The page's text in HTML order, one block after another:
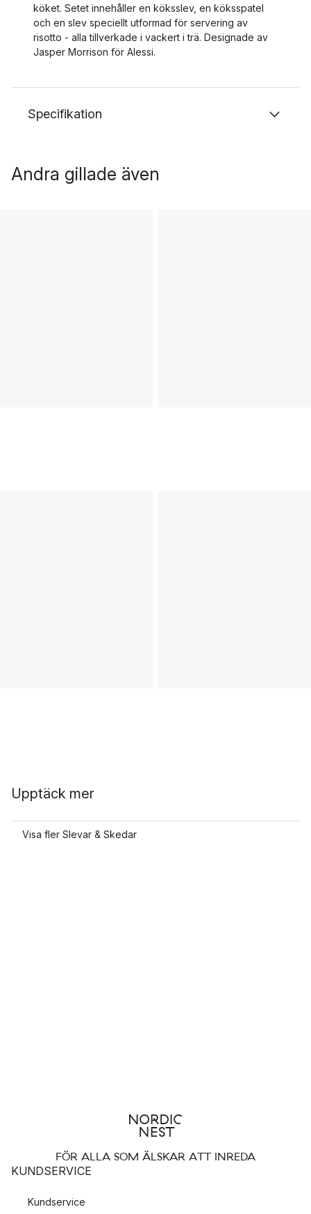
köket. Setet innehåller en köksslev, en köksspatel
och en slev speciellt utformad för servering av
risotto - alla tillverkade i vackert i trä. Designade av
Jasper Morrison för Alessi.
Specifikation
Andra gillade även
Upptäck mer
Visa fler Slevar & Skedar
FÖR ALLA SOM ÄLSKAR ATT INREDA
KUNDSERVICE
Kundservice